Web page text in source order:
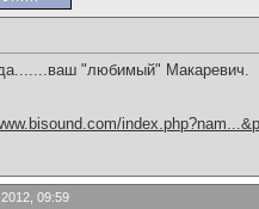
"любимый" Макаревич.
09:59